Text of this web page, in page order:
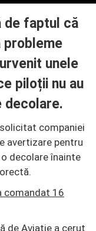
de faptul că
unele
piloții nu au
decolare.
companiei
avertizare pentru
decolare înainte
comandat 16
de Aviație a cerut